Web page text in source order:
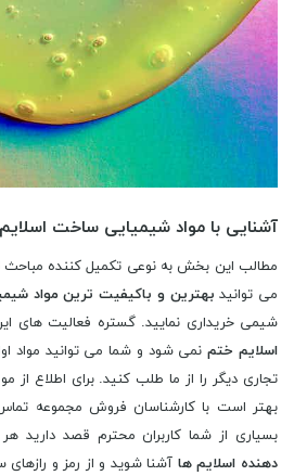
آشنایی با مواد شیمیایی ساخت اسلایم
مطالب این بخش به نوعی تکمیل کننده مباحث
می توانید بهترین و باکیفیت ترین مواد
شیمی خریداری نمایید. گستره فعالیت های
اسلایم ختمنمی شود و شما می توانید مواد
تجاری دیگر را از ما طلب کنید. برای اطلاع از
بهتر است با کارشناسان فروش مجموعه
بسیاری از شما کاربران محترم قصد دارید
دهنده اسلایم ها آشنا شوید و از رمز و